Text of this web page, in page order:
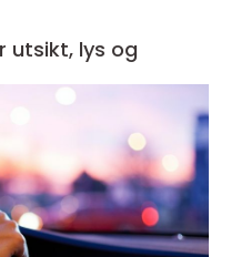
utsikt, lys og